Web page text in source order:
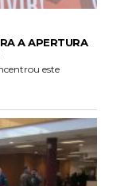
A APERTURA
este